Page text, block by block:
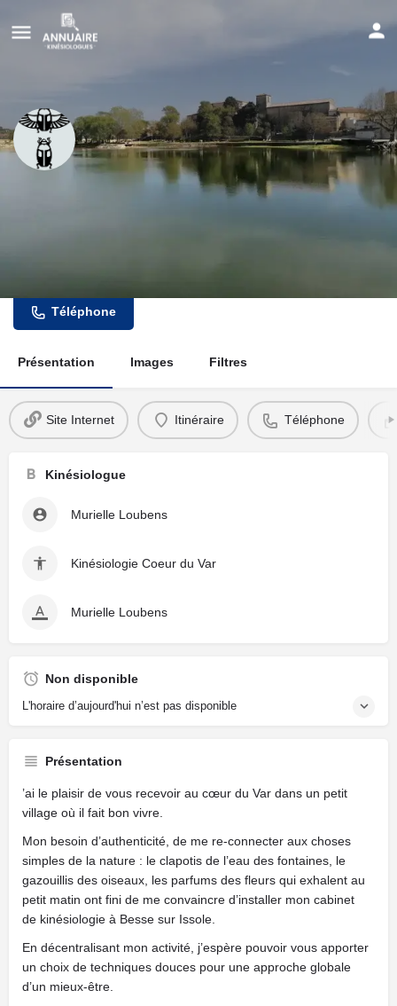
Kinésiologie Coeur du Var
Téléphone
Présentation Images Filtres
Site Internet Itinéraire Téléphone
Kinésiologue
Murielle Loubens
Kinésiologie Coeur du Var
Murielle Loubens
Non disponible
L'horaire d’aujourd'hui n’est pas disponible
Présentation
’ai le plaisir de vous recevoir au cœur du Var dans un petit
village où il fait bon vivre.
Mon besoin d’authenticité, de me re-connecter aux choses
simples de la nature : le clapotis de l’eau des fontaines, le
gazouillis des oiseaux, les parfums des fleurs qui exhalent au
petit matin ont fini de me convaincre d’installer mon cabinet
de kinésiologie à Besse sur Issole.
En décentralisant mon activité, j’espère pouvoir vous apporter
un choix de techniques douces pour une approche globale
d’un mieux-être.